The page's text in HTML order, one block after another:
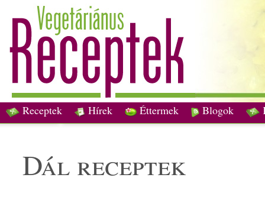
Receptek Hírek Éttermek Blogok
dál receptek